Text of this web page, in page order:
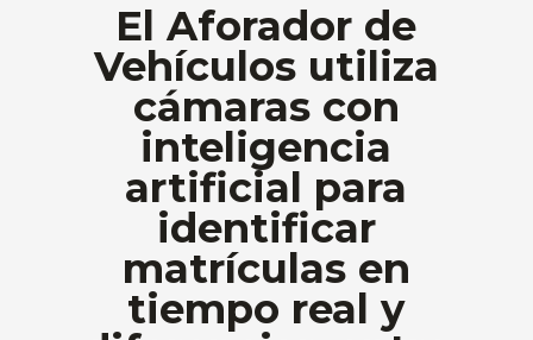
El Aforador de
Vehículos utiliza
cámaras con
inteligencia
artificial para
identificar
matrículas en
tiempo real y